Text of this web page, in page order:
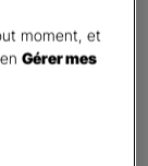
moment, et
Gérer mes